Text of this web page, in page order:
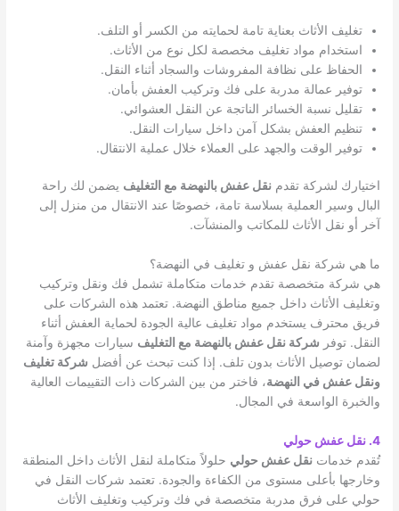
تغليف الأثاث بعناية تامة لحمايته من الكسر أو التلف.
استخدام مواد تغليف مخصصة لكل نوع من الأثاث.
الحفاظ على نظافة المفروشات والسجاد أثناء النقل.
توفير عمالة مدربة على فك وتركيب العفش بأمان.
تقليل نسبة الخسائر الناتجة عن النقل العشوائي.
تنظيم العفش بشكل آمن داخل سيارات النقل.
توفير الوقت والجهد على العملاء خلال عملية الانتقال.
اختيارك لشركة تقدمنقل عفش بالنهضة مع التغليف يضمن لك راحة
البال وسير العملية بسلاسة تامة، خصوصًا عند الانتقال من منزل إلى
آخر أو نقل الأثاث للمكاتب والمنشآت.
ما هي شركة نقل عفش و تغليف في النهضة؟
هي شركة متخصصة تقدم خدمات متكاملة تشمل فك ونقل وتركيب
وتغليف الأثاث داخل جميع مناطق النهضة. تعتمد هذه الشركات على
فريق محترف يستخدم مواد تغليف عالية الجودة لحماية العفش أثناء
النقل. توفر شركة نقل عفش بالنهضة مع التغليف سيارات مجهزة وآمنة
لضمان توصيل الأثاث بدون تلف. إذا كنت تبحث عن أفضل شركة تغليف
ونقل عفش في النهضة، فاختر من بين الشركات ذات التقييمات العالية
والخبرة الواسعة في المجال.
4. نقل عفش حولي
تُقدم خدماتنقل عفش حولي حلولاً متكاملة لنقل الأثاث داخل المنطقة
وخارجها بأعلى مستوى من الكفاءة والجودة. تعتمد شركات النقل في
حولي على فرق مدربة متخصصة في فك وتركيب وتغليف الأثاث